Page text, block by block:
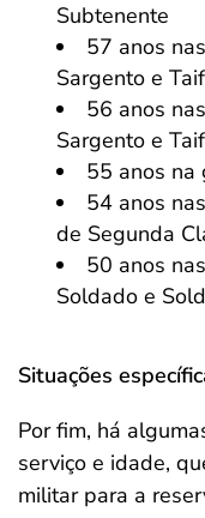
Subtenente
57 anos
Sargento e
56 anos
Sargento e
55 anos na
54 anos
de Segunda
50 anos
Soldado e
Situações
Por fim, há
serviço e idade,
militar para a